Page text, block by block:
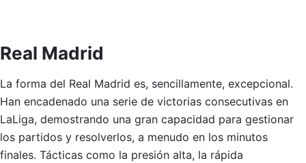
Real Madrid
La forma del Real Madrid es, sencillamente, excepcional.
Han encadenado una serie de victorias consecutivas en
LaLiga, demostrando una gran capacidad para gestionar
los partidos y resolverlos, a menudo en los minutos
finales. Tácticas como la presión alta, la rápida